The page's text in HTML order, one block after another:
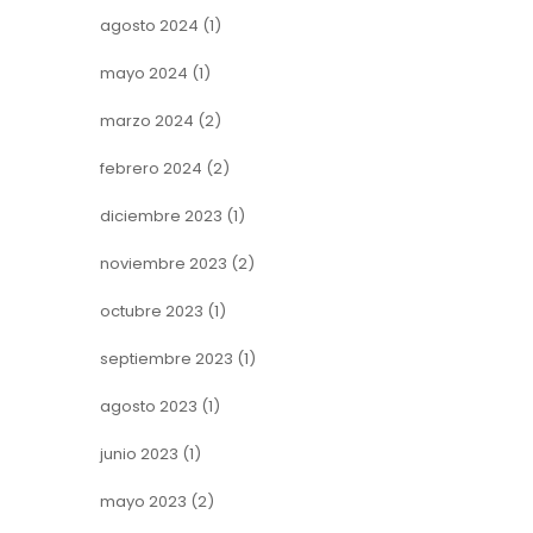
agosto 2024 (1)
mayo 2024 (1)
marzo 2024 (2)
febrero 2024 (2)
diciembre 2023 (1)
noviembre 2023 (2)
octubre 2023 (1)
septiembre 2023 (1)
agosto 2023 (1)
junio 2023 (1)
mayo 2023 (2)